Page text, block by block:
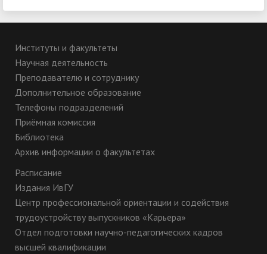
Институты и факультеты
Научная деятельность
Преподавателю и сотруднику
Дополнительное образование
Телефоны подразделений
Приёмная комиссия
Библиотека
Архив информации о факультетах
Расписание
Издания ИвГУ
Центр профессиональной ориентации и содействия
трудоустройству выпускников «Карьера»
Отдел подготовки научно-педагогических кадров
высшей квалификации